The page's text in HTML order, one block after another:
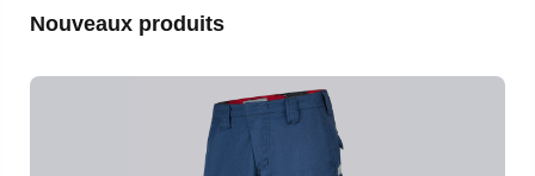
Ignorer la galerie de produits
Nouveaux produits